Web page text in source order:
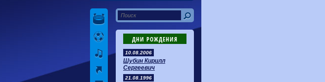
ДНИ РОЖДЕНИЯ
10.08.2006
Шубин Кирилл
Сергеевич
21.08.1996